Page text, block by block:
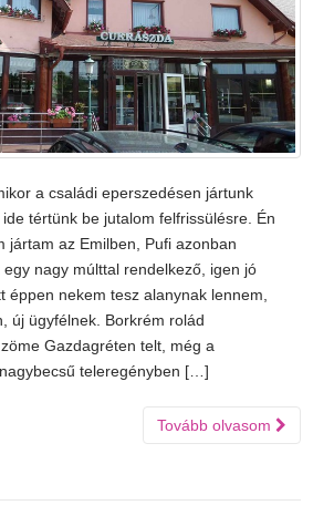
a családi eperszedésen jártunk
tértünk be jutalom felfrissülésre. Én
jártam az Emilben, Pufi azonban
nagy múlttal rendelkező, igen jó
éppen nekem tesz alanynak lennem,
új ügyfélnek. Borkrém rolád
Gazdagréten telt, még a
teleregényben […]
Tovább olvasom